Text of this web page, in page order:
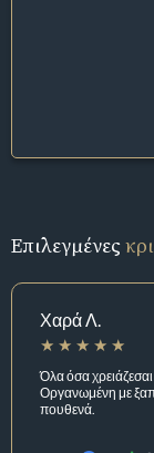
Επιλεγμένες
Χαρά Λ.
Όλα όσα
Οργανωμένη με
πουθενά.